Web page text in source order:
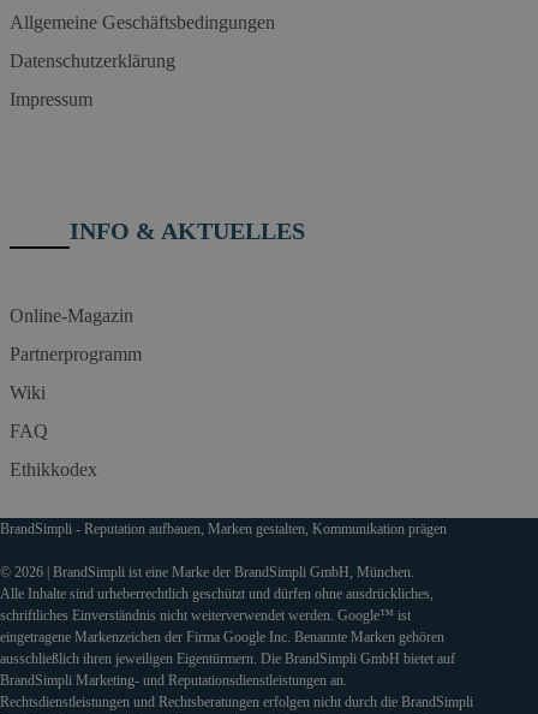
Allgemeine Geschäftsbedingungen
Datenschutzerklärung
Impressum
INFO & AKTUELLES
Online-Magazin
Partnerprogramm
Wiki
FAQ
Ethikkodex
BrandSimpli - Reputation aufbauen, Marken gestalten, Kommunikation prägen
© 2026 | BrandSimpli ist eine Marke der BrandSimpli GmbH, München.
Alle Inhalte sind urheberrechtlich geschützt und dürfen ohne ausdrückliches,
schriftliches Einverständnis nicht weiterverwendet werden. Google™ ist
eingetragene Markenzeichen der Firma Google Inc. Benannte Marken gehören
ausschließlich ihren jeweiligen Eigentürmern. Die BrandSimpli GmbH bietet auf
BrandSimpli Marketing- und Reputationsdienstleistungen an.
Rechtsdienstleistungen und Rechtsberatungen erfolgen nicht durch die BrandSimpli